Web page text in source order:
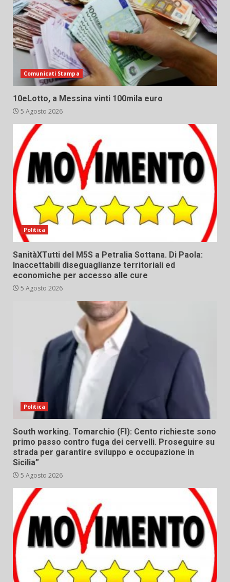
Comunicati Stampa
10eLotto, a Messina vinti 100mila euro
5 Agosto 2026
Politica
SanitàXTutti del M5S a Petralia Sottana. Di Paola:
Inaccettabili diseguaglianze territoriali ed
economiche per accesso alle cure
5 Agosto 2026
Politica
South working. Tomarchio (FI): Cento richieste sono
primo passo contro fuga dei cervelli. Proseguire su
strada per garantire sviluppo e occupazione in
Sicilia”
5 Agosto 2026